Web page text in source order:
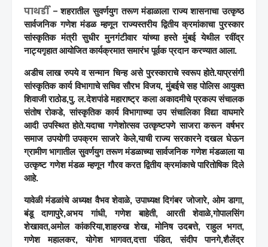
पाथर्डी -शहरातील सुवर्णयुग तरूण मंडाळाला राज्य शासनाचा उत्कृष्ठ
सार्वजनिक गणेश मंडळ म्हणून राज्यस्तरीय द्वितीय क्रमांकाचा पुरस्कार
सांस्कृतिक मंत्री सुधीर मुनगंटीवार यांच्या हस्ते मुंबई येथील रवींद्र
नाट्यगृहात आयोजित कार्यक्रमात समारंभ पूर्वक प्रदान करण्यात आला.
अडीच लाख रुपये व सन्मान चिन्ह असे पुरस्काराचे स्वरूप होते.याप्रसंगी
सांस्कृतिक कार्य विभागाचे सचिव सौरभ विजय, मुंबईचे सह पोलिस आयुक्त
शिवाजी राठोड,पु. ल.देशपांडे महाराष्ट्र कला अकादमीचे प्रकल्प संचालक
संतोष रोकडे, सांस्कृतिक कार्य विभागाच्या उप संचालिका विद्या वाघमारे
आदी उपस्थित होते.यदाचा गणेशोत्सव उत्कृष्टपणे साजरा करून वर्षभर
समाज उपयोगी उपक्रम साजरे केले,याची राज्य सरकारने दखल घेऊन
ग्रामीण भागातील सुवर्णयुग तरूण मंडळाच्या सार्वजनिक गणेश मंडळाला या
उत्कृष्ट गणेश मंडळ म्हणून गौरव करत द्वितीय क्रमांकाचे पारितोषिक दिले
आहे.
यावेळी मंडळांचे अध्यक्ष वैभव शेवाळे, उपाध्यक्ष दिगंबर जोजारे, ओम डागा,
बंडू दाणापुरे,अभय गांधी, गणेश बाहेती, आरती शेवाळे,गोपालसिंग
शेखावत,अमोल कांकरिया,शाहरुख शेख, मोनिष उदबत्ते, राहुल भगत,
गणेश महालकर, योगेश भागवत,दत्ता पंडित, संदीप पानगे,शैलेंद्र